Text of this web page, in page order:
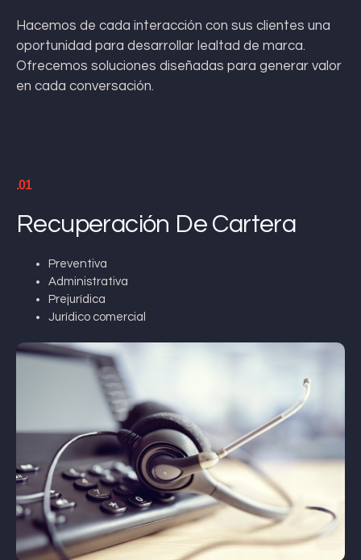
Hacemos de cada interacción con sus clientes una
oportunidad para desarrollar lealtad de marca.
Ofrecemos soluciones diseñadas para generar valor
en cada conversación.
.01
Recuperación De Cartera
Preventiva
Administrativa
Prejurídica
Jurídico comercial